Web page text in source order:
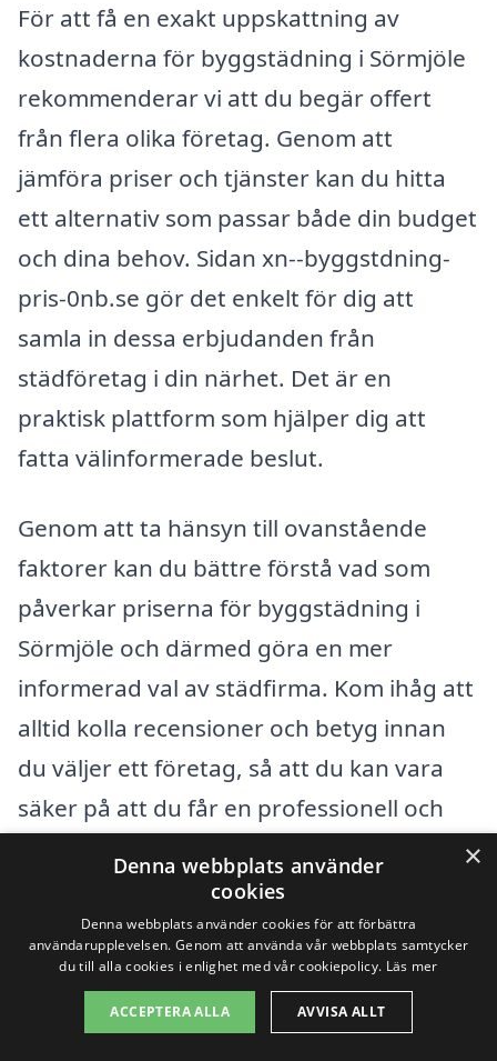
För att få en exakt uppskattning av
kostnaderna för byggstädning i Sörmjöle
rekommenderar vi att du begär offert
från flera olika företag. Genom att
jämföra priser och tjänster kan du hitta
ett alternativ som passar både din budget
och dina behov. Sidan xn--byggstdning-
pris-0nb.se gör det enkelt för dig att
samla in dessa erbjudanden från
städföretag i din närhet. Det är en
praktisk plattform som hjälper dig att
fatta välinformerade beslut.
Genom att ta hänsyn till ovanstående
faktorer kan du bättre förstå vad som
påverkar priserna för byggstädning i
Sörmjöle och därmed göra en mer
informerad val av städfirma. Kom ihåg att
alltid kolla recensioner och betyg innan
du väljer ett företag, så att du kan vara
säker på att du får en professionell och
Få 3 erbjudanden, gratis och utan
förpliktelser
×
Denna webbplats använder
cookies
Denna webbplats använder cookies för att förbättra
användarupplevelsen. Genom att använda vår webbplats samtycker
du till alla cookies i enlighet med vår cookiepolicy. Läs mer
ACCEPTERA ALLA AVVISA ALLT